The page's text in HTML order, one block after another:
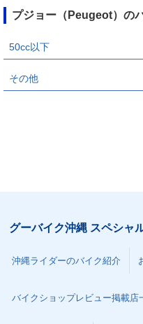
プジョー（Peugeot）の
50cc以下
その他
グーバイク沖縄 スペシャ
沖縄ライダーのバイク紹介
バイクショップレビュー掲載店